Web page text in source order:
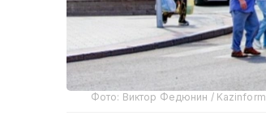
Фото: Виктор Федюнин / Kazinform